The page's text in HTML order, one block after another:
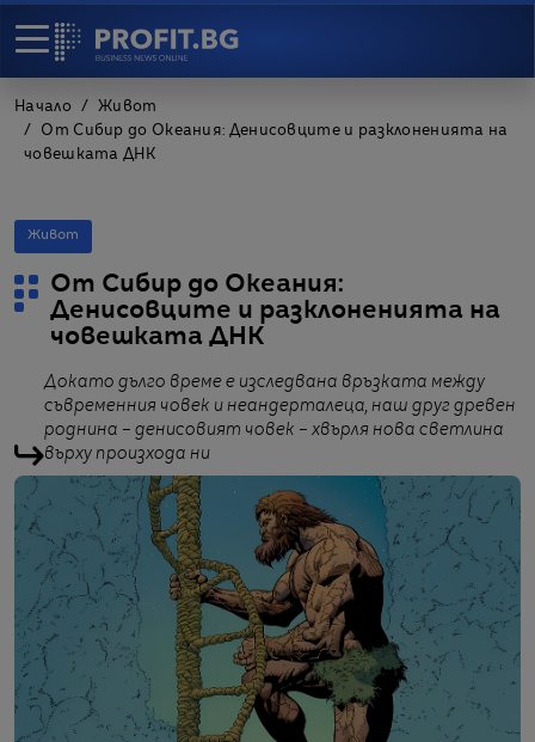
Начало
Живот
От Сибир до Океания: Денисовците и разклоненията на
човешката ДНК
Живот
От Сибир до Океания:
Денисовците и разклоненията на
човешката ДНК
Докато дълго време е изследвана връзката между
съвременния човек и неандерталеца, наш друг древен
роднина – денисовият човек – хвърля нова светлина
върху произхода ни